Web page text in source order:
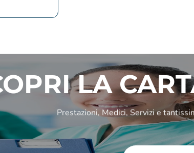
LA
Prestazioni, Medici, Servizi e